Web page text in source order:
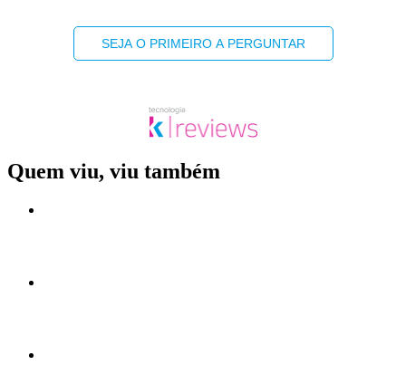
SEJA O PRIMEIRO A PERGUNTAR
Quem viu, viu também